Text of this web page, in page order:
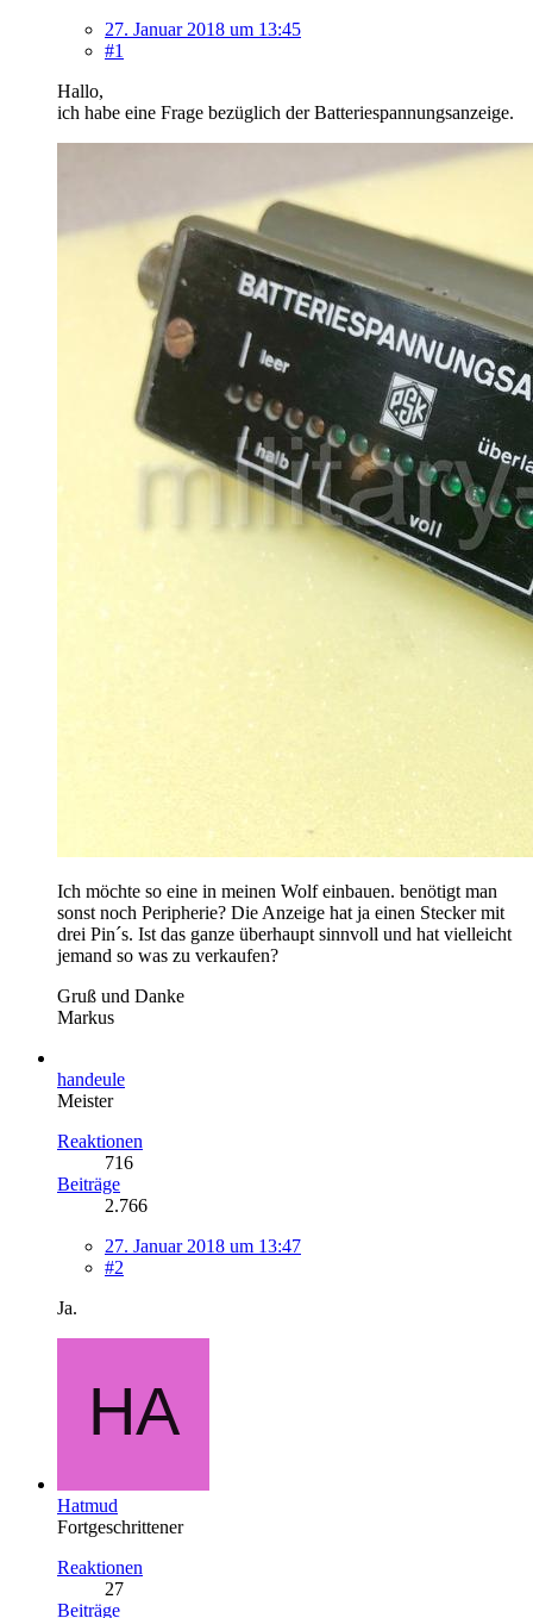
27. Januar 2018 um 13:45
#1
Hallo,
ich habe eine Frage bezüglich der Batteriespannungsanzeige.
Ich möchte so eine in meinen Wolf einbauen. benötigt man
sonst noch Peripherie? Die Anzeige hat ja einen Stecker mit
drei Pin´s. Ist das ganze überhaupt sinnvoll und hat vielleicht
jemand so was zu verkaufen?
Gruß und Danke
Markus
handeule
Meister
Reaktionen
716
Beiträge
2.766
27. Januar 2018 um 13:47
#2
Ja.
Hatmud
Fortgeschrittener
Reaktionen
27
Beiträge